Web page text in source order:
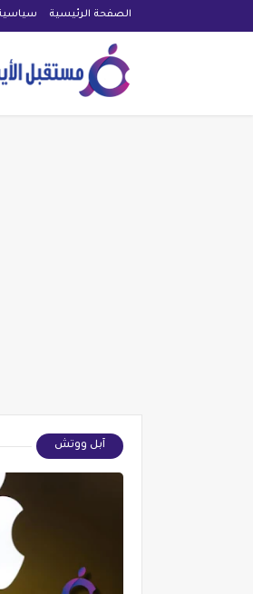
الصفحة الرئيسية
آبل ووتش